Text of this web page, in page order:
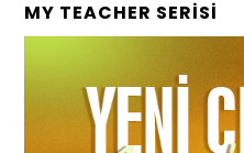
MY TEACHER SERİSİ